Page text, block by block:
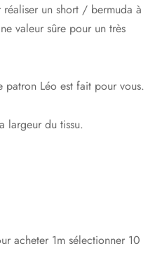
un short / bermuda à
valeur sûre pour un très
patron Léo est fait pour vous.
largeur du tissu.
acheter 1m sélectionner 10